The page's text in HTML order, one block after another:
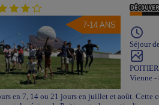
7-14 ANS
Séjour
Vienne -
en 7, 14 ou 21 jours en juillet et août. Cette